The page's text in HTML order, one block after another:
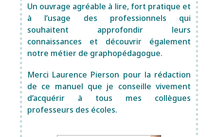
Un ouvrage agréable à lire, fort pratique et
à l’usage des professionnels qui
souhaitent approfondir leurs
connaissances et découvrir également
notre métier de graphopédagogue.
Merci Laurence Pierson pour la rédaction
de ce manuel que je conseille vivement
d’acquérir à tous mes collègues
professeurs des écoles.